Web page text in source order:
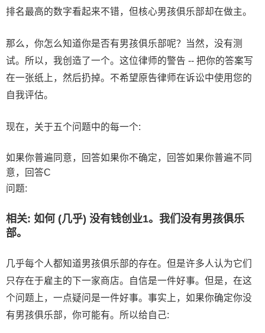
排名最高的数字看起来不错，但核心男孩俱乐部却在做主。
那么，你怎么知道你是否有男孩俱乐部呢？当然，没有测
试。所以，我创造了一个。这位律师的警告 -- 把你的答案写
在一张纸上，然后扔掉。不希望原告律师在诉讼中使用您的
自我评估。
现在，关于五个问题中的每一个:
如果你普遍同意，回答如果你不确定，回答如果你普遍不同
意，回答C
问题:
相关: 如何 (几乎) 没有钱创业1。我们没有男孩俱乐
部。
几乎每个人都知道男孩俱乐部的存在。但是许多人认为它们
只存在于雇主的下一家商店。自信是一件好事。但是，在这
个问题上，一点疑问是一件好事。事实上，如果你确定你没
有男孩俱乐部，你可能有。所以给自己: